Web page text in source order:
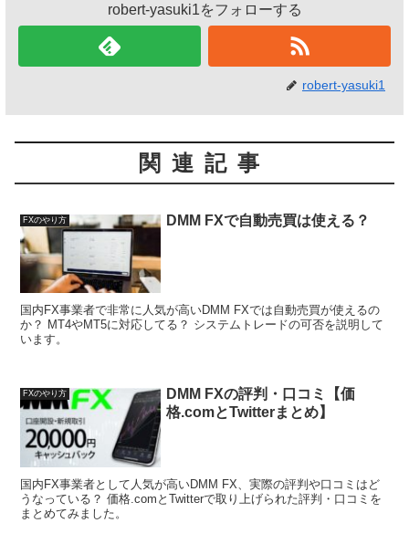
robert-yasuki1をフォローする
robert-yasuki1
関連記事
FXのやり方 DMM FXで自動売買は使える？
国内FX事業者で非常に人気が高いDMM FXでは自動売買が使えるの
か？ MT4やMT5に対応してる？ システムトレードの可否を説明して
います。
FXのやり方
DMM FXの評判・口コミ【価
格.comとTwitterまとめ】
国内FX事業者として人気が高いDMM FX、実際の評判や口コミはど
うなっている？ 価格.comとTwitterで取り上げられた評判・口コミを
まとめてみました。